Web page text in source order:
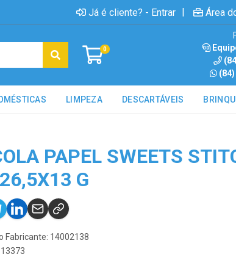
Já é cliente? - Entrar | Área
0
LIMPEZA DESCARTÁVEIS
PAPEL SWEETS
G
Fabricante: 14002138